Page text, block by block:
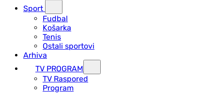
Sport
Fudbal
Košarka
Tenis
Ostali sportovi
Arhiva
TV PROGRAM
ТV Raspored
Program